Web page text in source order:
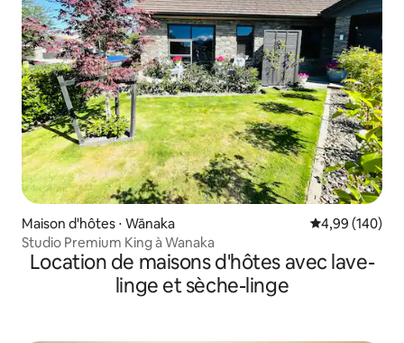
Maison d'hôtes ⋅ Wānaka Évaluation
4,99 (140)
Studio Premium King à Wanaka
Location de maisons d'hôtes avec lave-
linge et sèche-linge